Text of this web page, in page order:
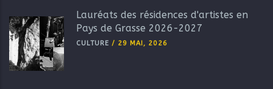
Lauréats des résidences d'artistes en
Pays de Grasse 2026-2027
CULTURE / 29 MAI, 2026